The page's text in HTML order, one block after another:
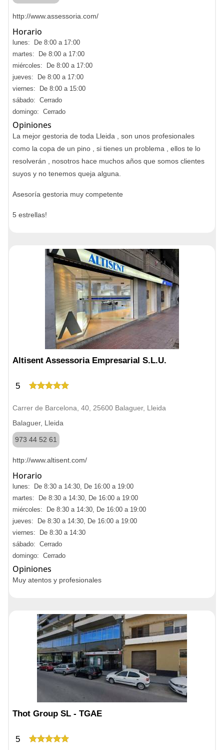
http://www.assessoria.com/
Horario
lunes: De 8:00 a 17:00
martes: De 8:00 a 17:00
miércoles: De 8:00 a 17:00
jueves: De 8:00 a 17:00
viernes: De 8:00 a 15:00
sábado: Cerrado
domingo: Cerrado
Opiniones
La mejor gestoria de toda Lleida , son unos profesionales
como la copa de un pino , si tienes un problema , ellos te lo
resolverán , nosotros hace muchos años que somos clientes
suyos y no tenemos queja alguna.
Asesoría gestoria muy competente
5 estrellas!
Altisent Assessoria Empresarial S.L.U.
5
Carrer de Barcelona, 40, 25600 Balaguer, Lleida
Balaguer, Lleida
973 44 52 61
http://www.altisent.com/
Horario
lunes: De 8:30 a 14:30, De 16:00 a 19:00
martes: De 8:30 a 14:30, De 16:00 a 19:00
miércoles: De 8:30 a 14:30, De 16:00 a 19:00
jueves: De 8:30 a 14:30, De 16:00 a 19:00
viernes: De 8:30 a 14:30
sábado: Cerrado
domingo: Cerrado
Opiniones
Muy atentos y profesionales
Thot Group SL - TGAE
5